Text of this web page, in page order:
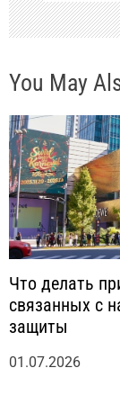
и
с
я
м
You May
Что делать
связанных с
защиты
01.07.2026